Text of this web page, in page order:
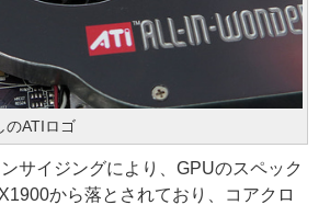
のATIロゴ
サイジングにより、GPUのスペック
から落とされており、コアクロ